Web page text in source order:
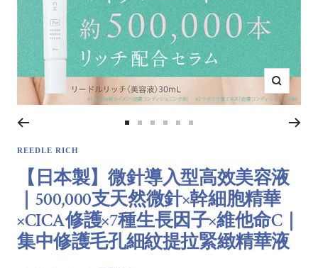
Zoom
1
3
4
5
6
REEDLE RICH
【日本製】微針導入型高效美容液
｜500,000支天然微針×幹細胞精華
×CICA修護×7種生長因子×維他命C｜
集中修護毛孔細紋提拉緊緻精華液